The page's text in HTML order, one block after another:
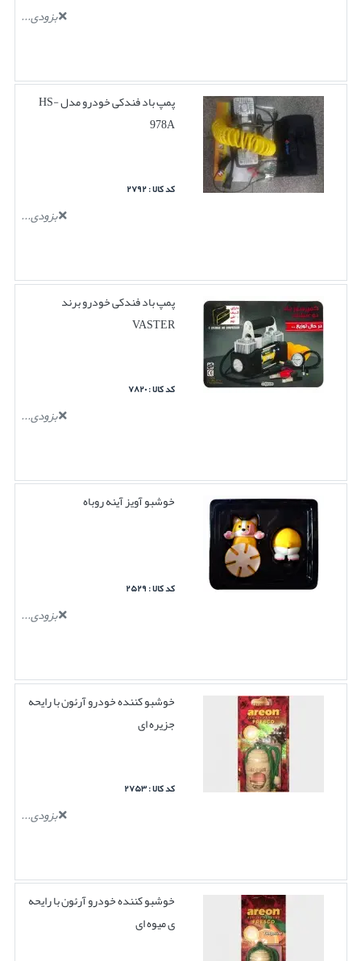
بزودی...
پمپ باد فندکی خودرو مدل HS-
978A
کد کالا : ۲۷۹۲
بزودی...
پمپ باد فندکی خودرو برند
VASTER
کد کالا : ۷۸۲۰
بزودی...
خوشبو آویز آینه روباه
کد کالا : ۲۵۲۹
بزودی...
خوشبو کننده خودرو آرئون با رایحه
جزیره ای
کد کالا : ۲۷۵۳
بزودی...
خوشبو کننده خودرو آرئون با رایحه
ی میوه ای